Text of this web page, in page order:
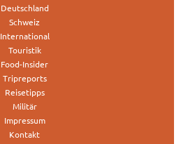
Deutschland
Schweiz
International
Touristik
Food-Insider
Tripreports
Reisetipps
Militär
Impressum
Kontakt